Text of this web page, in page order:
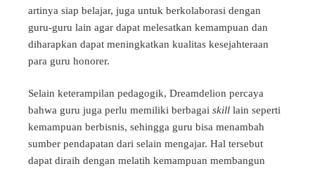
artinya siap belajar, juga untuk berkolaborasi dengan
guru-guru lain agar dapat melesatkan kemampuan dan
diharapkan dapat meningkatkan kualitas kesejahteraan
para guru honorer.
Selain keterampilan pedagogik, Dreamdelion percaya
bahwa guru juga perlu memiliki berbagai skill lain seperti
kemampuan berbisnis, sehingga guru bisa menambah
sumber pendapatan dari selain mengajar. Hal tersebut
dapat diraih dengan melatih kemampuan membangun